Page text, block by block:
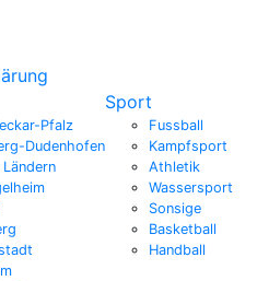
Pfalz
Dudenhofen
Sport
Fussball
Kampfsport
Athletik
Wassersport
Sonsige
Basketball
Handball